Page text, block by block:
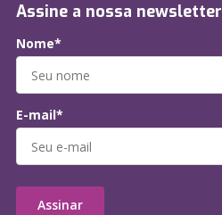
Assine a nossa newsletter
Nome*
E-mail*
Assinar